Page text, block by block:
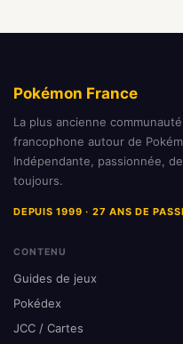
Pokémon France
La plus ancienne communauté
francophone autour de
Indépendante, passionnée,
toujours.
DEPUIS 1999 · 27 ANS DE
CONTENU
Guides de jeux
Pokédex
JCC / Cartes